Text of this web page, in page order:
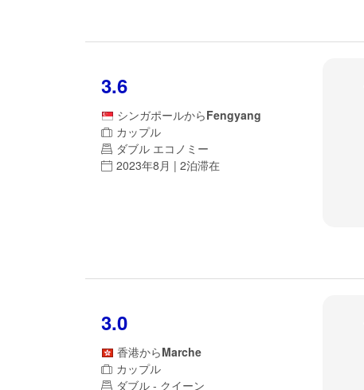
3.6
シンガポールからFengyang
カップル
ダブル エコノミー
2023年8月 | 2泊滞在
3.0
香港からMarche
カップル
ダブル - クイーン